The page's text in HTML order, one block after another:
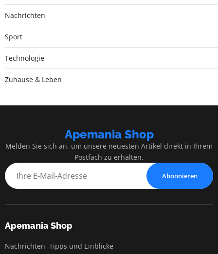
Nachrichten
Sport
Technologie
Zuhause & Leben
Apemania Shop
Melden Sie sich an, um unsere neuesten Artikel direkt in Ihrem
Postfach zu erhalten.
Abonnieren
Apemania Shop
Nachrichten, Tipps und Einblicke